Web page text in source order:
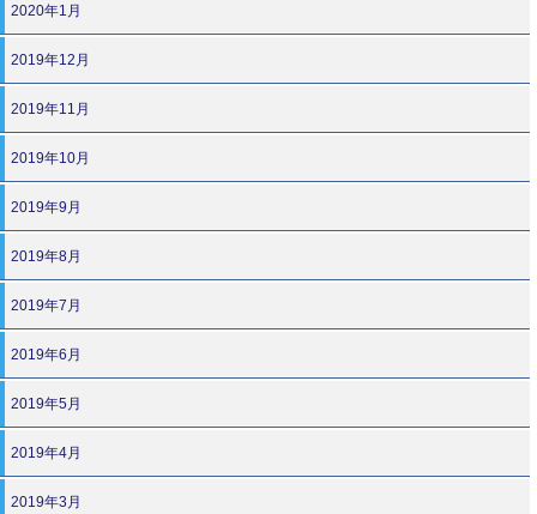
2020年1月
2019年12月
2019年11月
2019年10月
2019年9月
2019年8月
2019年7月
2019年6月
2019年5月
2019年4月
2019年3月